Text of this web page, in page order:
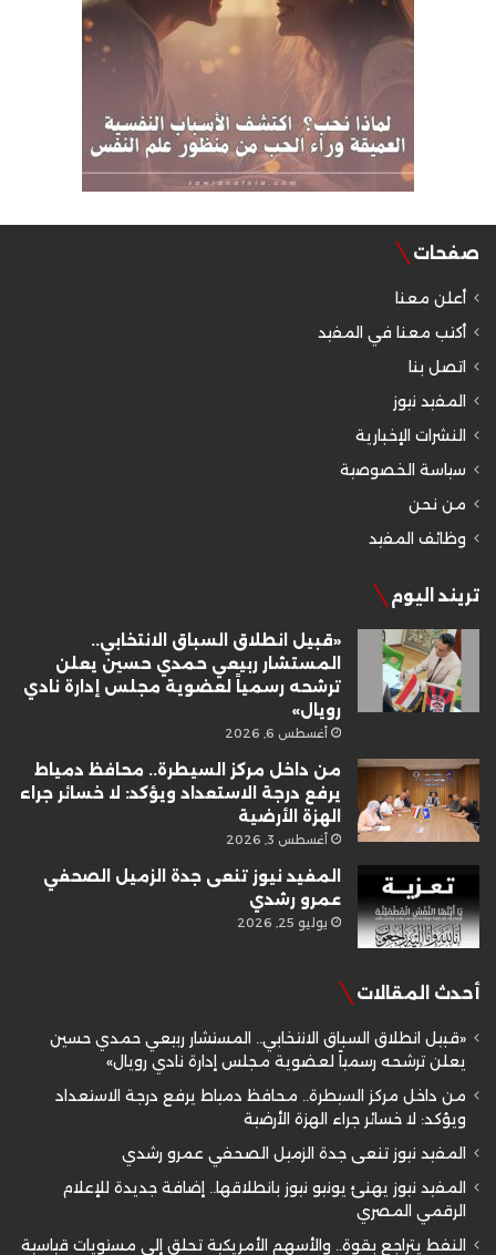
صفحات
أعلن معنا
أكتب معنا في المفيد
اتصل بنا
المفيد نيوز
النشرات الإخبارية
سياسة الخصوصية
من نحن
وظائف المفيد
تريند اليوم
«قبيل انطلاق السباق الانتخابي..
المستشار ربيعي حمدي حسين يعلن
ترشحه رسمياً لعضوية مجلس إدارة نادي
رويال»
أغسطس 6, 2026
من داخل مركز السيطرة.. محافظ دمياط
يرفع درجة الاستعداد ويؤكد: لا خسائر جراء
الهزة الأرضية
أغسطس 3, 2026
المفيد نيوز تنعى جدة الزميل الصحفي
عمرو رشدي
يوليو 25, 2026
أحدث المقالات
«قبيل انطلاق السباق الانتخابي.. المستشار ربيعي حمدي حسين
يعلن ترشحه رسمياً لعضوية مجلس إدارة نادي رويال»
من داخل مركز السيطرة.. محافظ دمياط يرفع درجة الاستعداد
ويؤكد: لا خسائر جراء الهزة الأرضية
المفيد نيوز تنعى جدة الزميل الصحفي عمرو رشدي
المفيد نيوز يهنئ يونيو نيوز بانطلاقها.. إضافة جديدة للإعلام
الرقمي المصري
النفط يتراجع بقوة.. والأسهم الأمريكية تحلق إلى مستويات قياسية